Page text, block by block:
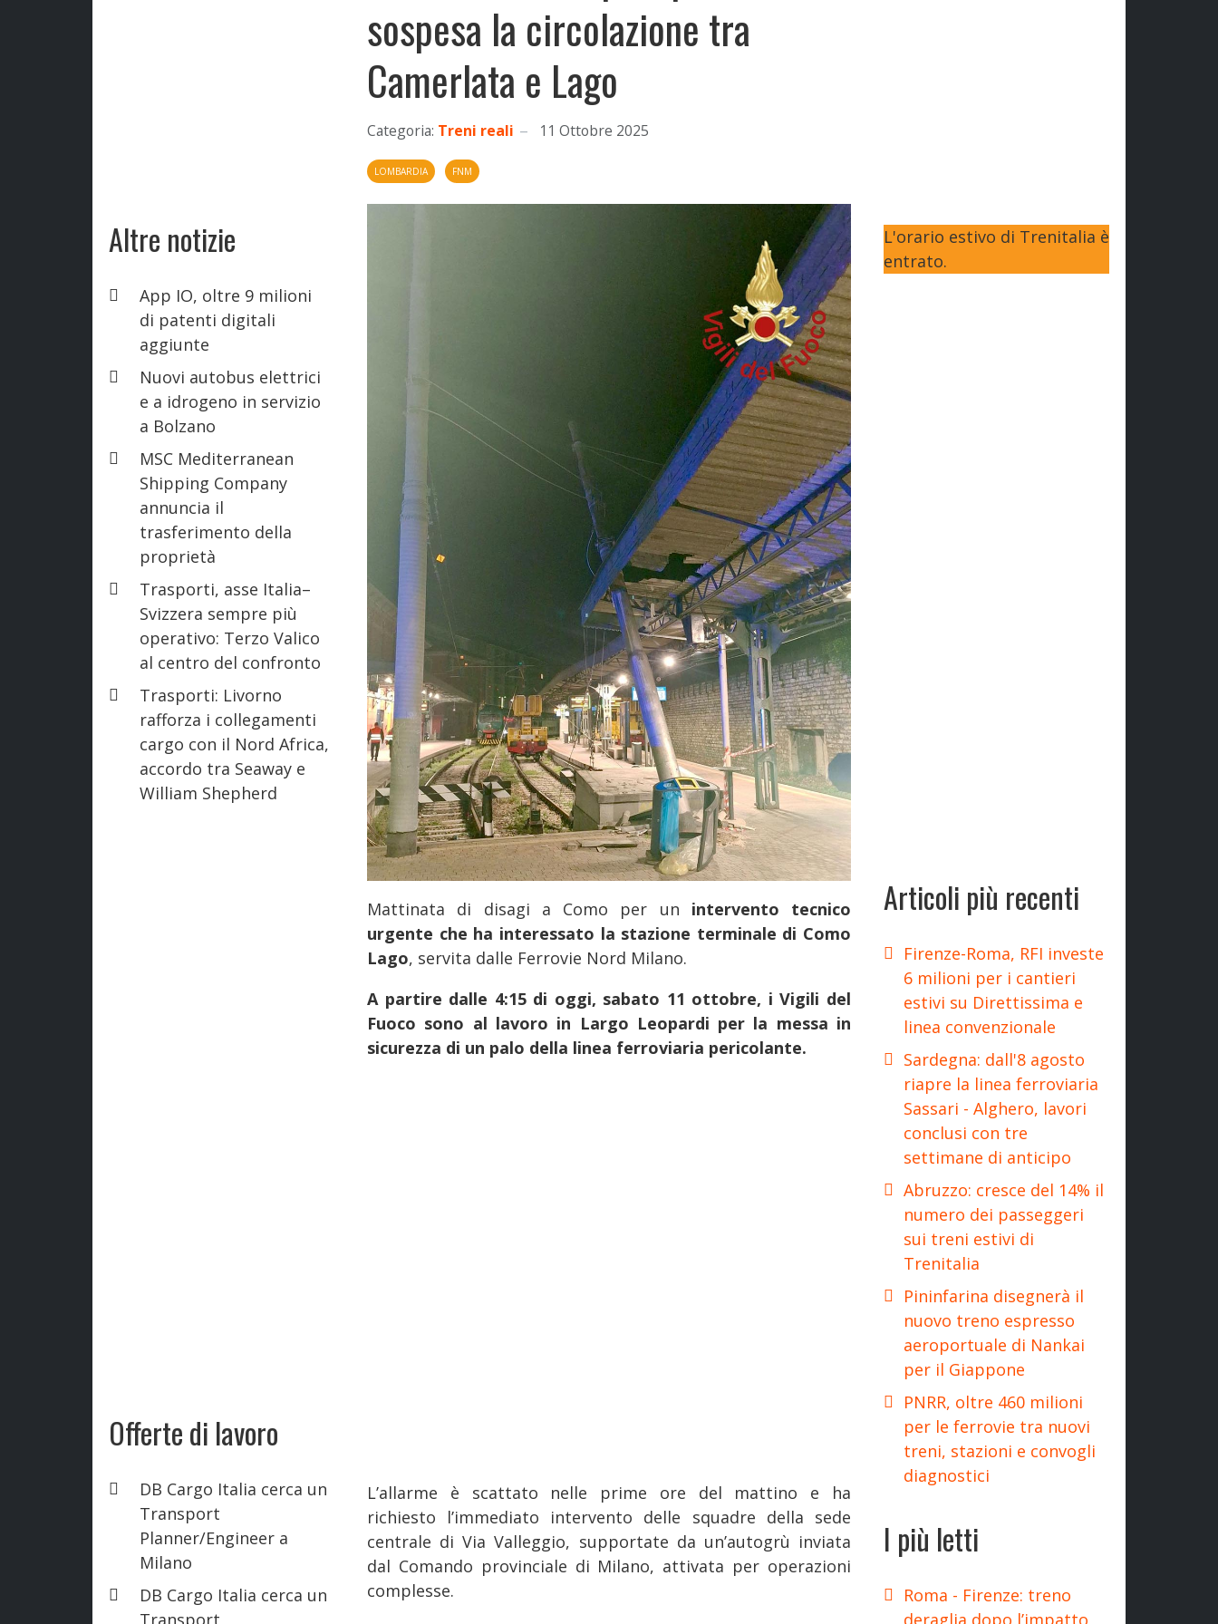
Altre notizie
App IO, oltre 9 milioni
di patenti digitali
aggiunte
Nuovi autobus elettrici
e a idrogeno in servizio
a Bolzano
MSC Mediterranean
Shipping Company
annuncia il
trasferimento della
proprietà
Trasporti, asse Italia–
Svizzera sempre più
operativo: Terzo Valico
al centro del confronto
Trasporti: Livorno
rafforza i collegamenti
cargo con il Nord Africa,
accordo tra Seaway e
William Shepherd
Offerte di lavoro
DB Cargo Italia cerca un
Transport
Planner/Engineer a
Milano
DB Cargo Italia cerca un
Transport
sospesa la circolazione tra
Camerlata e Lago
Categoria: Treni reali 11 Ottobre 2025
LOMBARDIA FNM
Mattinata di disagi a Como per un intervento tecnico
urgente che ha interessato la stazione terminale di Como
Lago, servita dalle Ferrovie Nord Milano.
A partire dalle 4:15 di oggi, sabato 11 ottobre, i Vigili del
Fuoco sono al lavoro in Largo Leopardi per la messa in
sicurezza di un palo della linea ferroviaria pericolante.
L’allarme è scattato nelle prime ore del mattino e ha
richiesto l’immediato intervento delle squadre della sede
centrale di Via Valleggio, supportate da un’autogrù inviata
dal Comando provinciale di Milano, attivata per operazioni
complesse.
L'orario estivo di Trenitalia è
entrato.
Articoli più recenti
Firenze-Roma, RFI investe
6 milioni per i cantieri
estivi su Direttissima e
linea convenzionale
Sardegna: dall'8 agosto
riapre la linea ferroviaria
Sassari - Alghero, lavori
conclusi con tre
settimane di anticipo
Abruzzo: cresce del 14% il
numero dei passeggeri
sui treni estivi di
Trenitalia
Pininfarina disegnerà il
nuovo treno espresso
aeroportuale di Nankai
per il Giappone
PNRR, oltre 460 milioni
per le ferrovie tra nuovi
treni, stazioni e convogli
diagnostici
I più letti
Roma - Firenze: treno
deraglia dopo l’impatto